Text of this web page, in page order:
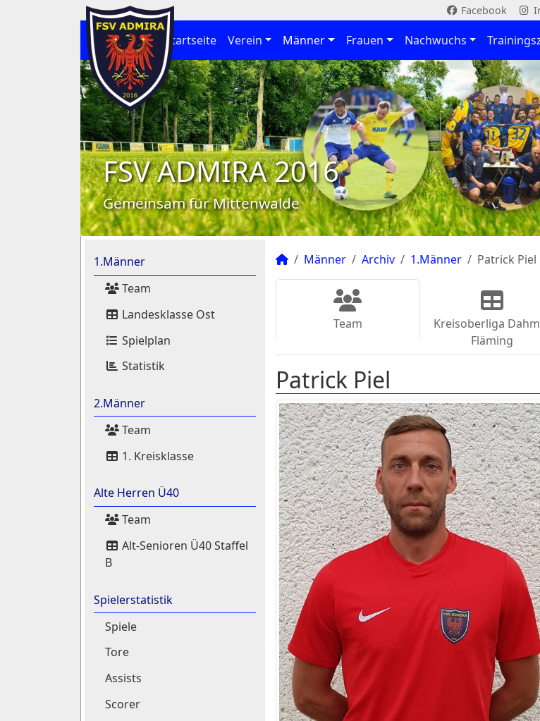
Facebook
Startseite Verein Männer Frauen Nachwuchs
FSV ADMIRA 2016
Gemeinsam für Mittenwalde
1.Männer
Team
Landesklasse Ost
Spielplan
Statistik
2.Männer
Team
1. Kreisklasse
Alte Herren Ü40
Team
Alt-Senioren Ü40 Staffel
B
Spielerstatistik
Spiele
Tore
Assists
Scorer
Männer Archiv 1.Männer Patrick Piel
Team
Kreisoberliga
Fläming
Patrick Piel